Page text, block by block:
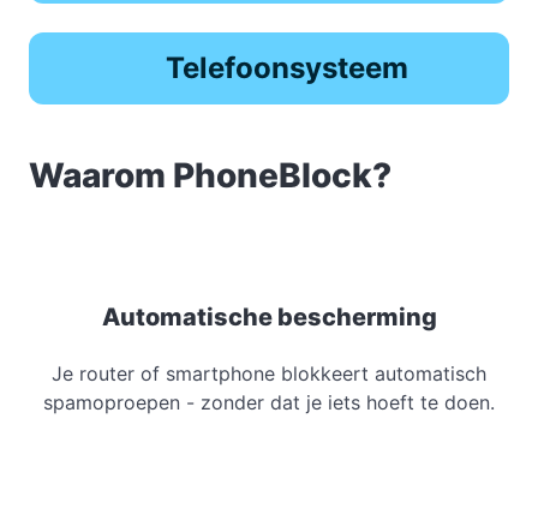
Telefoonsysteem
Waarom PhoneBlock?
Automatische bescherming
Je router of smartphone blokkeert automatisch
spamoproepen - zonder dat je iets hoeft te doen.